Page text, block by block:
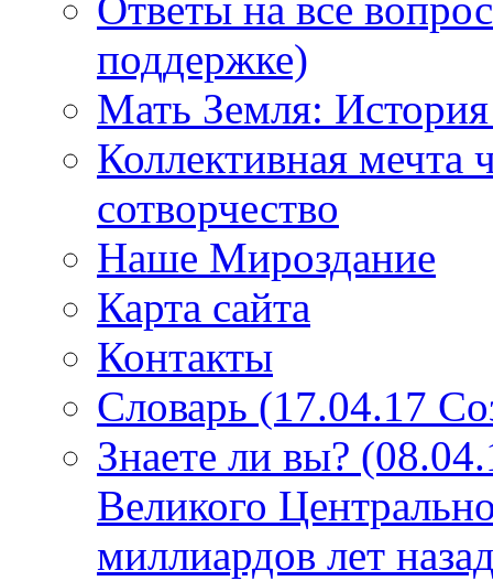
поддержке)
Мать Земля: История
Коллективная мечта
сотворчество
Наше Мироздание
Карта сайта
Контакты
Словарь (17.04.17
Знаете ли вы?
Великого
миллиардов лет